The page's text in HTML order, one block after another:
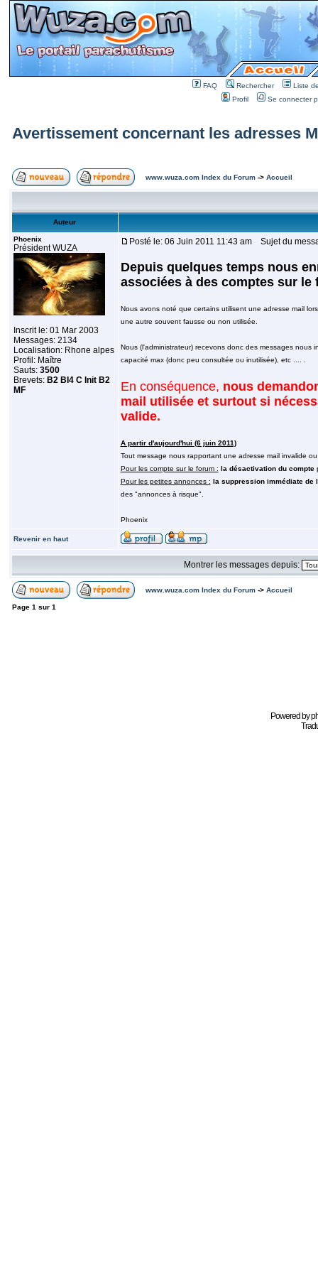
FAQ Rechercher
Liste
Profil
Se connecter
Avertissement concernant les adresses
www.wuza.com Index du Forum-> Accueil
Auteur
Phoenix
Président WUZA
Inscrit le: 01 Mar 2003
Messages: 2134
Localisation: Rhone alpes
Profil: Maître
Sauts: 3500
Brevets: B2 BI4 C Init B2
MF
Posté le: 06 Juin 2011 11:43 am Sujet du
Depuis quelques temps nous
associées à des comptes sur
Nous avons noté que certains utilisent une adresse mail
une autre souvent fausse ou non utilisée.
Nous (l'administrateur) recevons donc des messages
capacité max (donc peu consultée ou inutilisée), etc .... .
En conséquence, nous
mail utilisée et surtout si
valide.
A partir d'aujourd'hui (6 juin 2011)
Tout message nous rapportant une adresse mail invalide
Pour les compte sur le forum : la désactivation du compte
Pour les petites annonces : la suppression immédiate de
des "annonces à risque".
Phoenix
Revenir en haut
Montrer les messages depuis:
www.wuza.com Index du Forum-> Accueil
Page 1 sur 1
Powered by